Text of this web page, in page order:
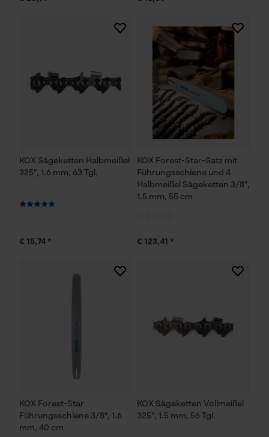
KOX Sägeketten Halbmeißel
325", 1.6 mm, 63 Tgl.
€ 15,74 *
KOX Forest-Star-Satz mit
Führungsschiene und 4
Halbmeißel Sägeketten 3/8",
1.5 mm, 55 cm
€ 123,41 *
KOX Forest-Star
Führungsschiene 3/8", 1.6
mm, 40 cm
KOX Sägeketten Vollmeißel
325", 1.5 mm, 56 Tgl.
Mouseflow Web Analytics Tool
Fact-Finder Tracking
Funktionale Cookies
Loop54 Personalization
Personalisierte Startseite
Gespeicherter Warenkorb
Google Maps
Marketing Cookies
Microsoft Advertising Universal
Event Tracking